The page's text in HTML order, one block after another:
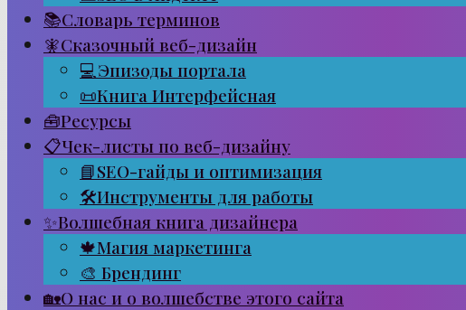
📚Словарь терминов
🧚Сказочный веб-дизайн
💻Эпизоды портала
📜Книга Интерфейсная
🧰Ресурсы
📋Чек-листы по веб-дизайну
📘SEO-гайды и оптимизация
🛠Инструменты для работы
✨Волшебная книга дизайнера
🍁Магия маркетинга
🎨 Брендинг
🏡О нас и о волшебстве этого сайта